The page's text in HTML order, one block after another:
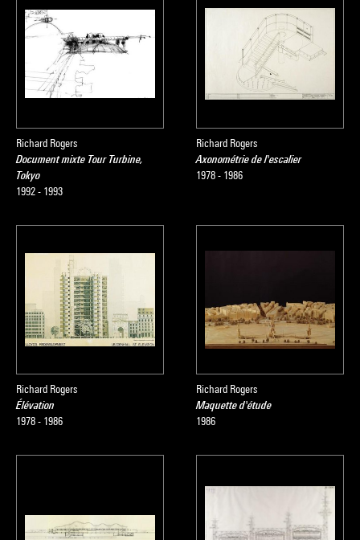
Richard Rogers
Document mixte Tour Turbine,
Tokyo
1992 - 1993
Richard Rogers
Axonométrie de l'escalier
1978 - 1986
Richard Rogers
Élévation
1978 - 1986
Richard Rogers
Maquette d'étude
1986